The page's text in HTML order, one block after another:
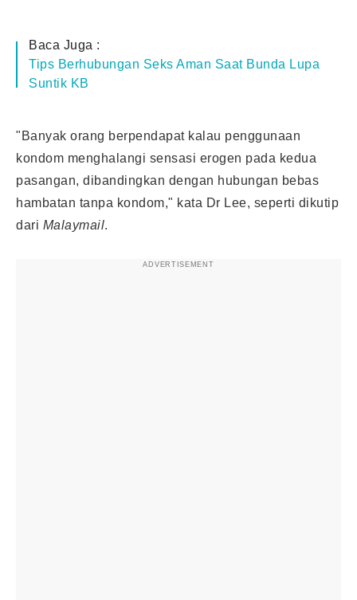
Baca Juga :
Tips Berhubungan Seks Aman Saat Bunda Lupa
Suntik KB
"Banyak orang berpendapat kalau penggunaan
kondom menghalangi sensasi erogen pada kedua
pasangan, dibandingkan dengan hubungan bebas
hambatan tanpa kondom," kata Dr Lee, seperti dikutip
dari Malaymail.
ADVERTISEMENT